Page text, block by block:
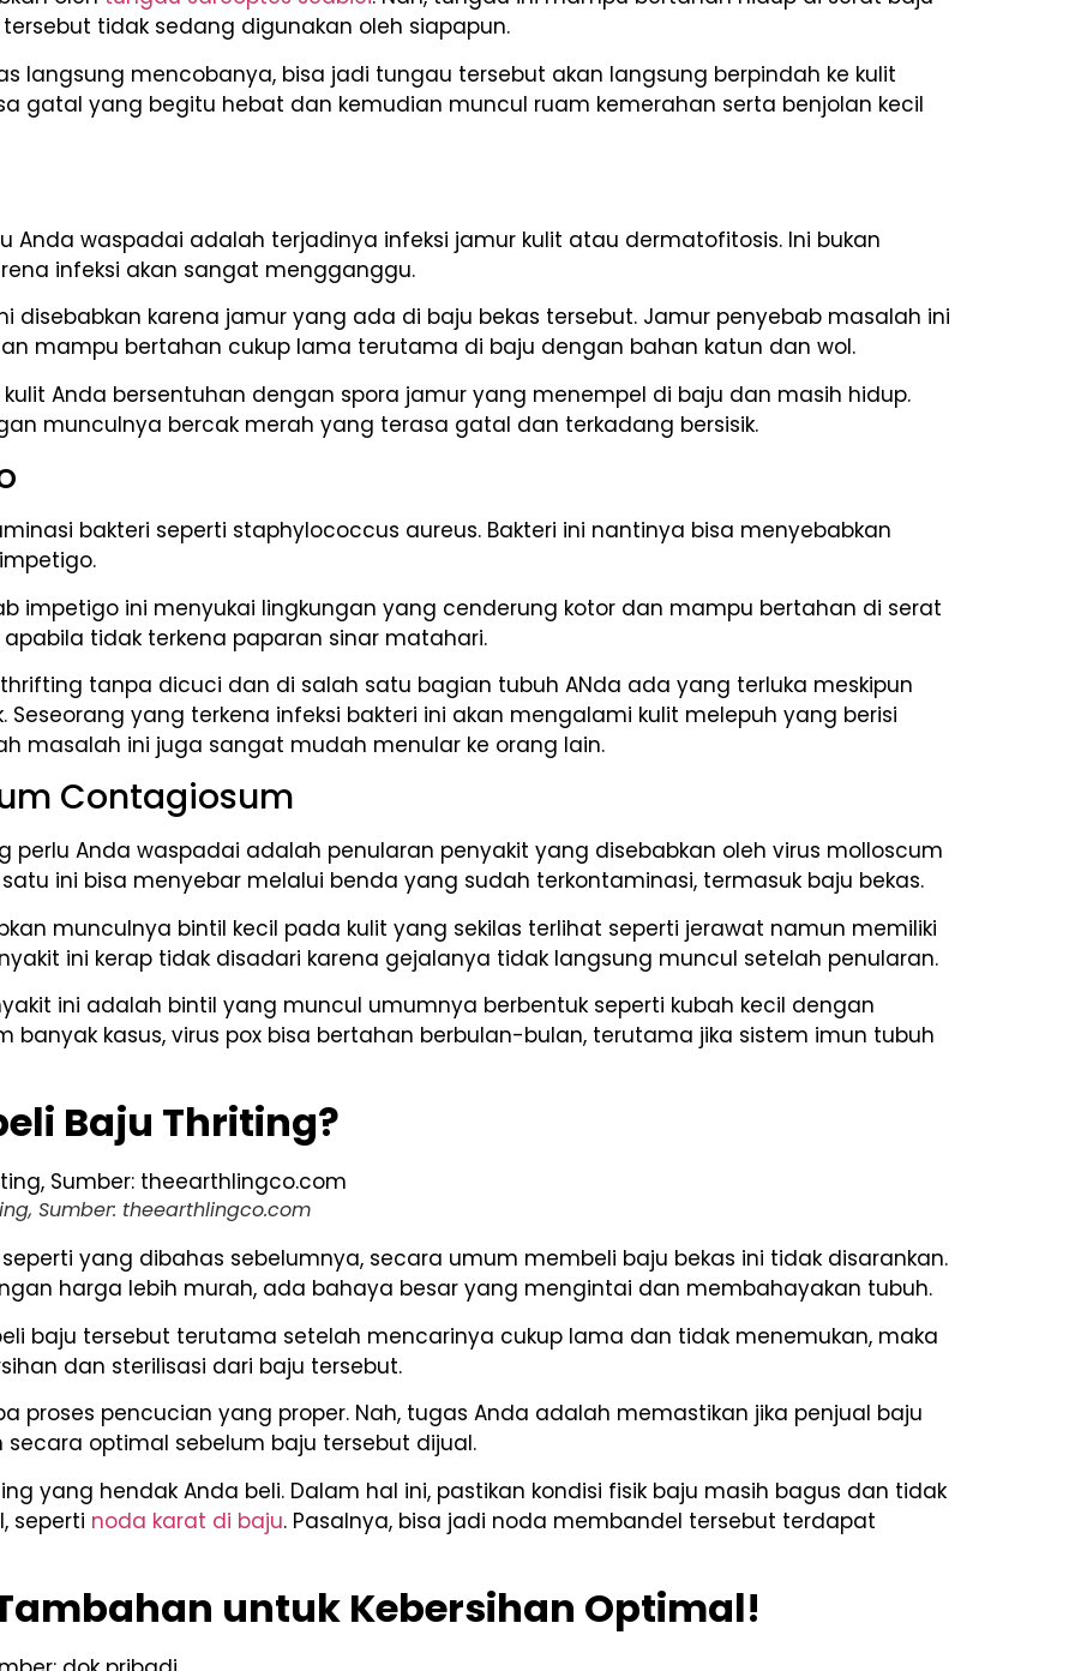
tidak sedang digunakan oleh siapapun.
langsung mencobanya, bisa jadi tungau tersebut akan langsung berpindah ke kulit
gatal yang begitu hebat dan kemudian muncul ruam kemerahan serta benjolan kecil
Anda waspadai adalah terjadinya infeksi jamur kulit atau dermatofitosis. Ini bukan
infeksi akan sangat mengganggu.
disebabkan karena jamur yang ada di baju bekas tersebut. Jamur penyebab masalah ini
mampu bertahan cukup lama terutama di baju dengan bahan katun dan wol.
Anda bersentuhan dengan spora jamur yang menempel di baju dan masih hidup.
munculnya bercak merah yang terasa gatal dan terkadang bersisik.
bakteri seperti staphylococcus aureus. Bakteri ini nantinya bisa menyebabkan
impetigo ini menyukai lingkungan yang cenderung kotor dan mampu bertahan di serat
tidak terkena paparan sinar matahari.
tanpa dicuci dan di salah satu bagian tubuh ANda ada yang terluka meskipun
Seseorang yang terkena infeksi bakteri ini akan mengalami kulit melepuh yang berisi
masalah ini juga sangat mudah menular ke orang lain.
Contagiosum
Anda waspadai adalah penularan penyakit yang disebabkan oleh virus molloscum
ini bisa menyebar melalui benda yang sudah terkontaminasi, termasuk baju bekas.
munculnya bintil kecil pada kulit yang sekilas terlihat seperti jerawat namun memiliki
ini kerap tidak disadari karena gejalanya tidak langsung muncul setelah penularan.
ini adalah bintil yang muncul umumnya berbentuk seperti kubah kecil dengan
kasus, virus pox bisa bertahan berbulan-bulan, terutama jika sistem imun tubuh
Baju Thriting?
Sumber: theearthlingco.com
yang dibahas sebelumnya, secara umum membeli baju bekas ini tidak disarankan.
harga lebih murah, ada bahaya besar yang mengintai dan membahayakan tubuh.
baju tersebut terutama setelah mencarinya cukup lama dan tidak menemukan, maka
dan sterilisasi dari baju tersebut.
proses pencucian yang proper. Nah, tugas Anda adalah memastikan jika penjual baju
optimal sebelum baju tersebut dijual.
yang hendak Anda beli. Dalam hal ini, pastikan kondisi fisik baju masih bagus dan tidak
seperti noda karat di baju. Pasalnya, bisa jadi noda membandel tersebut terdapat
untuk Kebersihan Optimal!